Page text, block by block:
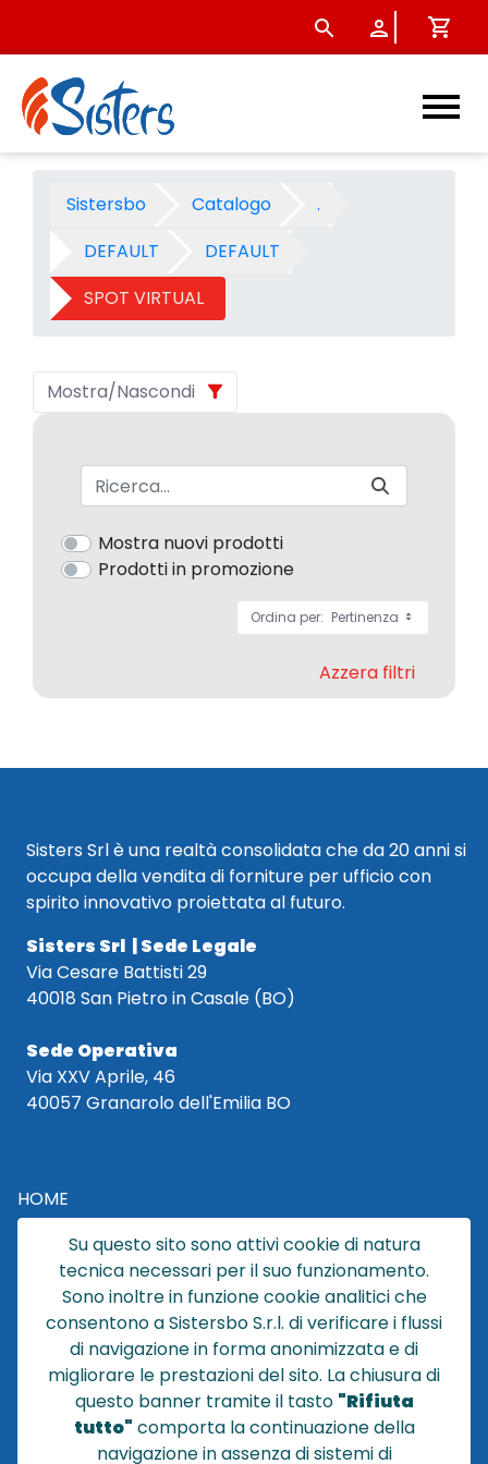
SPOT VIRTUAL - Categoria
Sistersbo Catalogo
.
DEFAULT
DEFAULT
SPOT VIRTUAL
Mostra/Nascondi
Barra di ricerca
Mostra nuovi prodotti
Prodotti in promozione
Ordina per: Pertinenza
Azzera filtri
Sisters Srl è una realtà consolidata che da 20 anni si
occupa della vendita di forniture per ufficio con
spirito innovativo proiettata al futuro.
Sisters Srl | Sede Legale
Via Cesare Battisti 29
40018 San Pietro in Casale (BO)
Sede Operativa
Via XXV Aprile, 46
40057 Granarolo dell'Emilia BO
HOME
CATALOGO
CHI SIAMO
NEWS
CONTATTACI
CONDIZIONI DI VENDITA
POLICY PRIVACY
NOTE LEGALI
Su questo sito sono attivi cookie di natura
tecnica necessari per il suo funzionamento.
Sono inoltre in funzione cookie analitici che
consentono a Sistersbo S.r.l. di verificare i flussi
di navigazione in forma anonimizzata e di
migliorare le prestazioni del sito. La chiusura di
questo banner tramite il tasto "Rifiuta
tutto" comporta la continuazione della
navigazione in assenza di sistemi di